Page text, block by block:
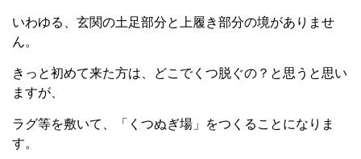
いわゆる、玄関の土足部分と上履き部分の境がありませ
ん。
きっと初めて来た方は、どこでくつ脱ぐの？と思うと思い
ますが、
ラグ等を敷いて、「くつぬぎ場」をつくることになりま
す。